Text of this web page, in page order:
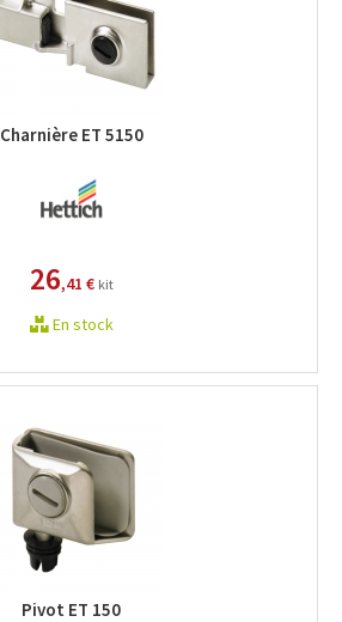
Charnière ET 5150
26,41 € kit
En stock
Pivot ET 150